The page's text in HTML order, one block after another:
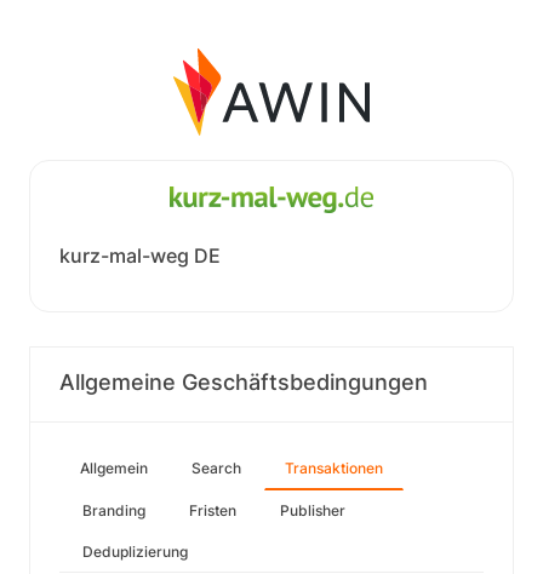
kurz-mal-weg DE
Allgemeine Geschäftsbedingungen
Allgemein Search Transaktionen
Branding Fristen Publisher
Deduplizierung